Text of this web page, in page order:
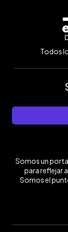
Todos
Somos un
para reflejar
Somos el